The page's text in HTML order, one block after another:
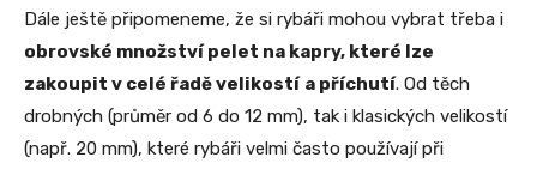
Dále ještě připomeneme, že si rybáři mohou vybrat třeba i
obrovské množství pelet na kapry, které lze
zakoupit v celé řadě velikostí a příchutí. Od těch
drobných (průměr od 6 do 12 mm), tak i klasických velikostí
(např. 20 mm), které rybáři velmi často používají při